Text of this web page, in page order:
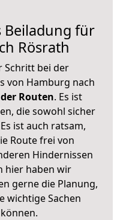
Beiladung für
Rösrath
Schritt bei der
von Hamburg nach
Routen. Es ist
die sowohl sicher
ist auch ratsam,
Route frei von
Hindernissen
hier haben wir
gerne die Planung,
wichtige Sachen